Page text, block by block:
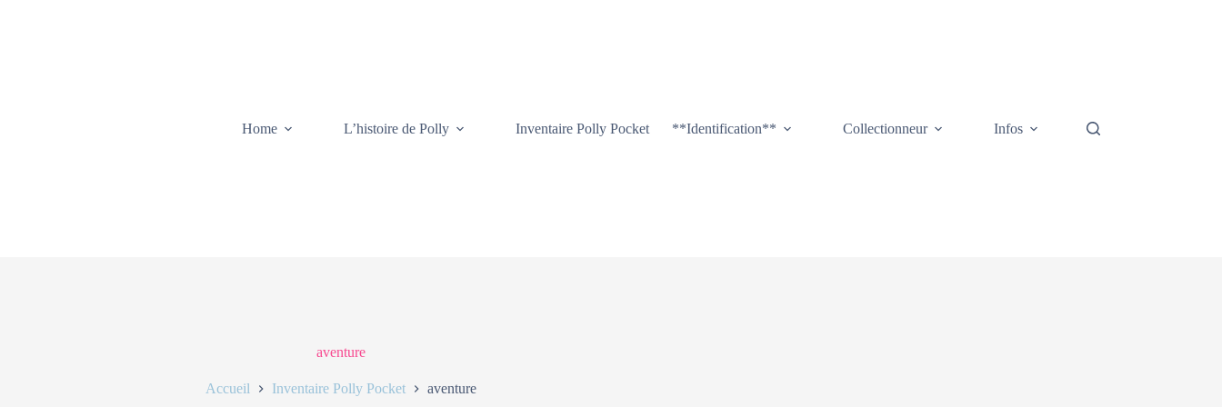
Home L’histoire de Polly Inventaire Polly Pocket **Identification** Collectionneur Infos Galerie photos
aventure
Accueil Inventaire Polly Pocket aventure